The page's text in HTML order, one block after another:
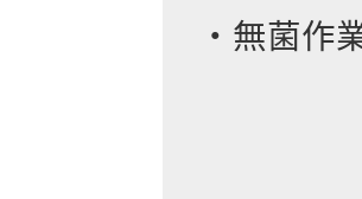
・無菌作